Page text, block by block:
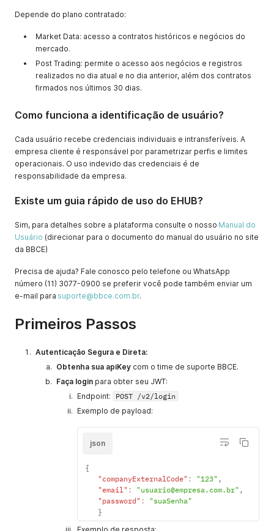
Depende do plano contratado:
Market Data: acesso a contratos históricos e negócios do
mercado.
Post Trading: permite o acesso aos negócios e registros
realizados no dia atual e no dia anterior, além dos contratos
firmados nos últimos 30 dias.
Como funciona a identificação de usuário?
Cada usuário recebe credenciais individuais e intransferíveis. A
empresa cliente é responsável por parametrizar perfis e limites
operacionais. O uso indevido das credenciais é de
responsabilidade da empresa.
Existe um guia rápido de uso do EHUB?
Sim, para detalhes sobre a plataforma consulte o nosso Manual do
Usuário (direcionar para o documento do manual do usuário no site
da BBCE)
Precisa de ajuda? Fale conosco pelo telefone ou WhatsApp
número (11) 3077-0900 se preferir você pode também enviar um
e-mail para suporte@bbce.com.br.
Primeiros Passos
Autenticação Segura e Direta:
Obtenha sua apiKey com o time de suporte BBCE.
Faça login para obter seu JWT:
Endpoint:
POST /v2/login
Exemplo de payload:
json
{
"companyExternalCode" : "123" ,
"email" : "usuario@empresa.com.br" ,
"password" :
"suaSenha"
}